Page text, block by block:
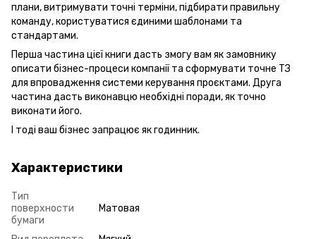
плани, витримувати точні терміни, підбирати правильну
команду, користуватися єдиними шаблонами та
стандартами.
Перша частина цієї книги дасть змогу вам як замовнику
описати бізнес-процеси компанії та сформувати точне ТЗ
для впровадження системи керування проєктами. Друга
частина дасть виконавцю необхідні поради, як точно
виконати його.
І тоді ваш бізнес запрацює як годинник.
Характеристики
Тип
поверхности
бумаги
Матовая